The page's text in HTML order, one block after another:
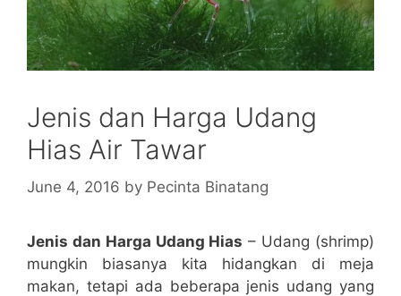
Jenis dan Harga Udang
Hias Air Tawar
June 4, 2016 by Pecinta Binatang
Jenis dan Harga Udang Hias – Udang (shrimp)
mungkin biasanya kita hidangkan di meja
makan, tetapi ada beberapa jenis udang yang